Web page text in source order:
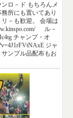
ロ－ド もちろんメ
所にも置いてあり
－も歓迎。 会場は
ル－
チャンプ・オ
ジャ
ンプル品配布もお